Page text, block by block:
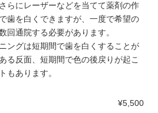
らにレーザーなどを当てて薬剤の作
歯を白くできますが、一度で希望の
回通院する必要があります。
ングは短期間で歯を白くすることが
る反面、短期間で色の後戻りが起こ
もあります。
¥5,500